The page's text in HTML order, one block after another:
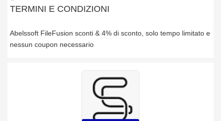
TERMINI E CONDIZIONI
Abelssoft FileFusion sconti & 4% di sconto, solo tempo limitato e
nessun coupon necessario